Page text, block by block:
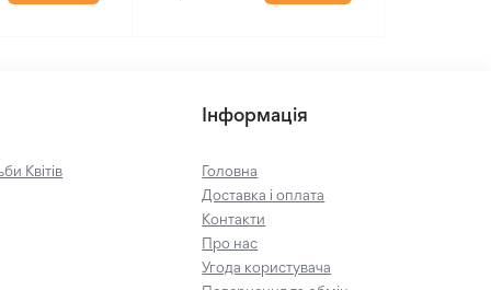
Квітів
Інформація
Головна
Доставка і оплата
Контакти
Про нас
Угода користувача